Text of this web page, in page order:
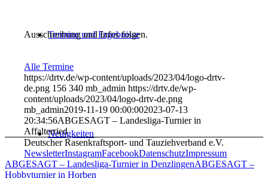
Termine und Ergebnisse
Neuigkeiten
Ausschreibung und Infos folgen.
Alle Termine
https://drtv.de/wp-content/uploads/2023/04/logo-drtv-
de.png 156 340 mb_admin https://drtv.de/wp-
content/uploads/2023/04/logo-drtv-de.png
mb_admin2019-11-19 00:00:002023-07-13
20:34:56ABGESAGT – Landesliga-Turnier in
Affalterried
Deutscher Rasenkraftsport- und Tauziehverband e.V.
NewsletterInstagramFacebookDatenschutzImpressum
ABGESAGT – Landesliga-Turnier in DenzlingenABGESAGT –
Hobbyturnier in Horben